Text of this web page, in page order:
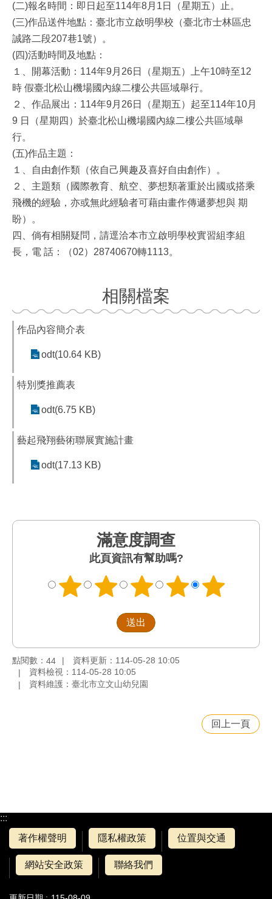
(二)報名時間：即日起至114年8月1日（星期五）止。
(三)作品送件地點：臺北市立啟明學校（臺北市士林區忠
誠路二段207巷1號）。
(四)活動時間及地點：
１、開幕活動：114年9月26日（星期五）上午10時至12
時 假臺北松山機場國內線二樓公共區域舉行。
２、作品展出：114年9月26日（星期五）起至114年10月
9 日（星期四）於臺北松山機場國內線二樓公共區域舉
行。
(五)作品主題：
１、自由創作類（依自己興趣及喜好自由創作）。
２、主題類（國際教育、航空、夢想類著重於出國或搭乘
飛機的經驗，亦或無此經驗者可藉由畫作傳遞夢想與 期
盼）。
四、倘有相關疑問，請逕洽本市立啟明學校實習組李組
長，電 話：（02）28740670轉1113。
相關檔案
作品內容簡介表
odt(10.64 KB)
特別獎推薦表
odt(6.75 KB)
藝起飛翔藝術聯展實施計畫
odt(17.13 KB)
滿意度調查
此頁資訊有幫助嗎?
點閱數： 44
資料更新：114-05-28 10:05
資料檢視：114-05-28 10:05
資料維護：臺北市立文山幼兒園
回上一頁
:::
著作權聲明
隱私權政策 位置與交通
網站安全政策 聯絡我們